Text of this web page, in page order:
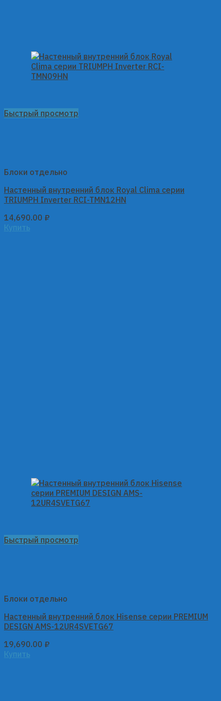
Быстрый просмотр
Блоки отдельно
Настенный внутренний блок Royal Clima серии
TRIUMPH Inverter RCI-TMN12HN
14,690.00 ₽
Купить
Быстрый просмотр
Блоки отдельно
Настенный внутренний блок Hisense серии PREMIUM
DESIGN AMS-12UR4SVETG67
19,690.00 ₽
Купить